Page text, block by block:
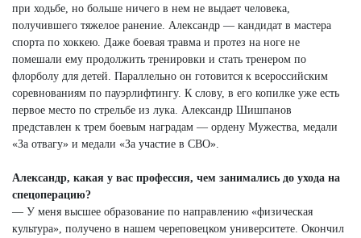
при ходьбе, но больше ничего в нем не выдает человека,
получившего тяжелое ранение. Александр — кандидат в мастера
спорта по хоккею. Даже боевая травма и протез на ноге не
помешали ему продолжить тренировки и стать тренером по
флорболу для детей. Параллельно он готовится к всероссийским
соревнованиям по пауэрлифтингу. К слову, в его копилке уже есть
первое место по стрельбе из лука. Александр Шишпанов
представлен к трем боевым наградам — ордену Мужества, медали
«За отвагу» и медали «За участие в СВО».
Александр, какая у вас профессия, чем занимались до ухода на
спецоперацию?
— У меня высшее образование по направлению «физическая
культура», получено в нашем череповецком университете. Окончил